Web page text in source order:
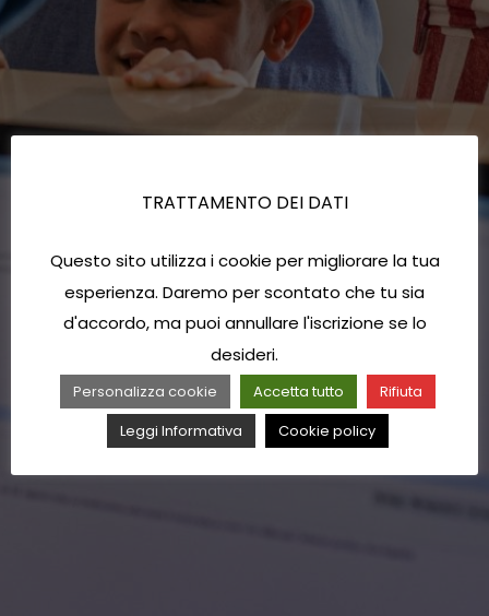
TRATTAMENTO DEI DATI
Questo sito utilizza i cookie per migliorare la tua
esperienza. Daremo per scontato che tu sia
d'accordo, ma puoi annullare l'iscrizione se lo
desideri.
Personalizza cookie Accetta tutto
Rifiuta
Leggi Informativa
Cookie policy